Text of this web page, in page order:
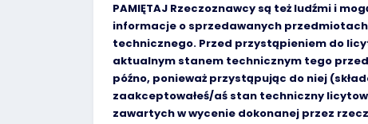
PAMIĘTAJ Rzeczoznawcy są też ludźmi i
informacje o sprzedawanych
technicznego. Przed przystąpieniem do
aktualnym stanem technicznym tego
późno, ponieważ przystąpując do niej
zaakceptowałeś/aś stan techniczny
zawartych w wycenie dokonanej przez